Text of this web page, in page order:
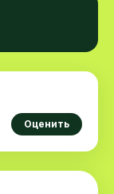
Оценить